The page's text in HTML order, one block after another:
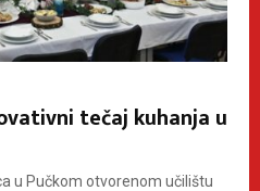
tečaj kuhanja u
u Pučkom otvorenom učilištu